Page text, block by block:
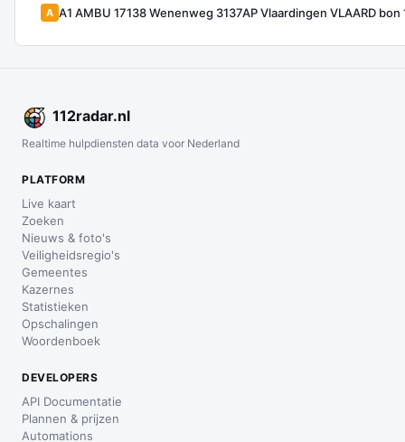
A A1 AMBU 17138 Wenenweg 3137AP Vlaardingen VLAARD bon
112radar.nl
Realtime hulpdiensten data voor Nederland
PLATFORM
Live kaart
Zoeken
Nieuws & foto's
Veiligheidsregio's
Gemeentes
Kazernes
Statistieken
Opschalingen
Woordenboek
DEVELOPERS
API Documentatie
Plannen & prijzen
Automations